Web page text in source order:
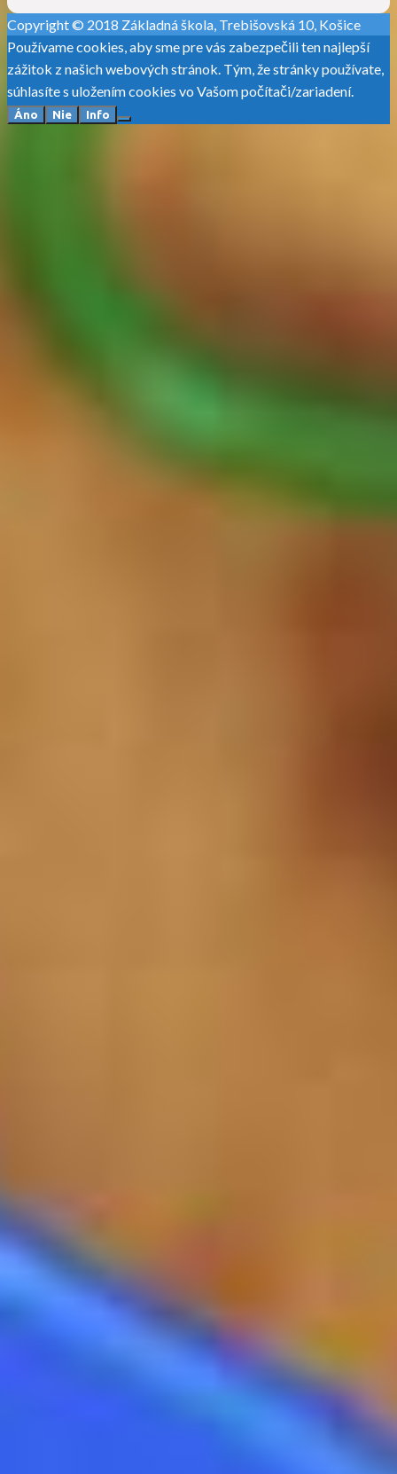
Copyright © 2018 Základná škola, Trebišovská 10, Košice
Používame cookies, aby sme pre vás zabezpečili ten najlepší
zážitok z našich webových stránok. Tým, že stránky používate,
súhlasíte s uložením cookies vo Vašom počítači/zariadení.
Áno Nie Info